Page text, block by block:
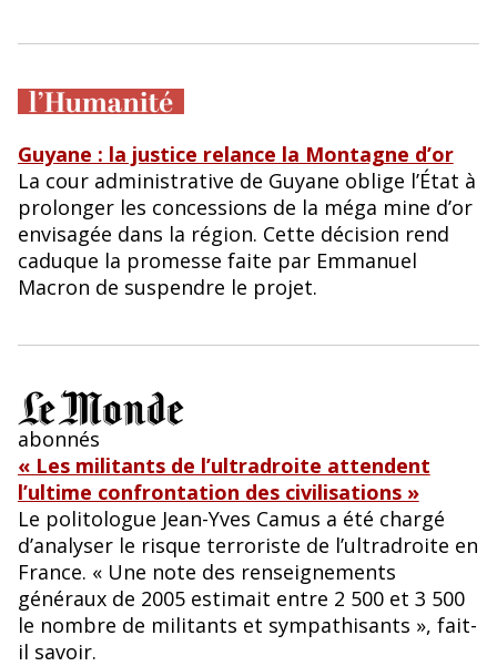
Guyane : la justice relance la Montagne d’or
La cour administrative de Guyane oblige l’État à
prolonger les concessions de la méga mine d’or
envisagée dans la région. Cette décision rend
caduque la promesse faite par Emmanuel
Macron de suspendre le projet.
abonnés
« Les militants de l’ultradroite attendent
l’ultime confrontation des civilisations »
Le politologue Jean-Yves Camus a été chargé
d’analyser le risque terroriste de l’ultradroite en
France. « Une note des renseignements
généraux de 2005 estimait entre 2 500 et 3 500
le nombre de militants et sympathisants », fait-
il savoir.